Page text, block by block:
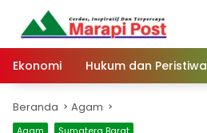
Langsung
konten
Ekonomi
Hukum dan Peristiwa
Beranda Agam